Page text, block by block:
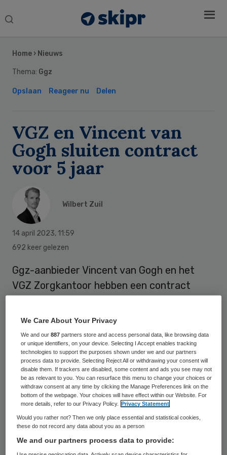
Search
Home › Nieuws
Thema: Ggz
Opslaan Reageer nu Delen
VGZ en Vincent van
Gogh sluiten contract
voor 5 jaar
Wilbert Zuil
14 april 2023, 11:59
692 keer gelezen
Ggz-aanbieder Vincent van Gogh en het
VGZ Zorgkantoor hebben een contract
een periode van vijf jaar. Volgens VGZ gaat
het om de eerste meerjarenafspraak met
een ggz-aanbieder binnen de langdurige
zorg.
Ze doen dit ook met het streven van
minister Conny Helder in het achterhoofd
om vanaf volgend jaar veel meer
meerjarenafspraken te sluiten binnen de
Sidebar
We Care About Your Privacy
We and our887 partners store and access personal data, like browsing data
or unique identifiers, on your device. Selecting I Accept enables tracking
technologies to support the purposes shown under we and our partners
process data to provide. Selecting Reject All or withdrawing your consent will
disable them. If trackers are disabled, some content and ads you see may not
be as relevant to you. You can resurface this menu to change your choices or
withdraw consent at any time by clicking the Manage Preferences link on the
bottom of the webpage. Your choices will have effect within our Website. For
more details, refer to our Privacy Policy.
Privacy Statement
Would you rather not? Then we only place essential and statistical cookies,
these do not record any data about you as a person
We and our partners process data to provide: